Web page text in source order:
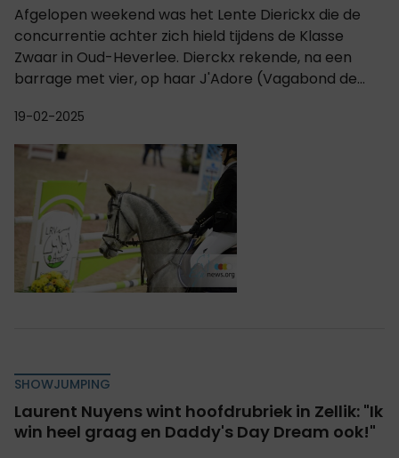
Afgelopen weekend was het Lente Dierickx die de
concurrentie achter zich hield tijdens de Klasse
Zwaar in Oud-Heverlee. Dierckx rekende, na een
barrage met vier, op haar J'Adore (Vagabond de...
19-02-2025
SHOWJUMPING
Laurent Nuyens wint hoofdrubriek in Zellik: "Ik
win heel graag en Daddy's Day Dream ook!"